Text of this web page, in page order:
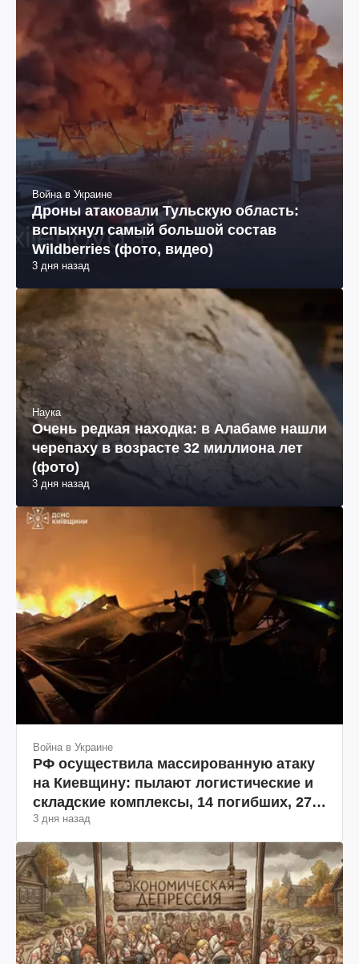
Война в Украине
Дроны атаковали Тульскую область:
вспыхнул самый большой состав
Wildberries (фото, видео)
3 дня назад
Наука
Очень редкая находка: в Алабаме нашли
черепаху в возрасте 32 миллиона лет
(фото)
3 дня назад
Война в Украине
РФ осуществила массированную атаку
на Киевщину: пылают логистические и
складские комплексы, 14 погибших, 27
раненых (фото, видео)
3 дня назад